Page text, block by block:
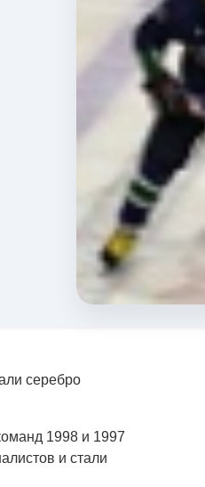
серебро
1998 и 1997
и стали